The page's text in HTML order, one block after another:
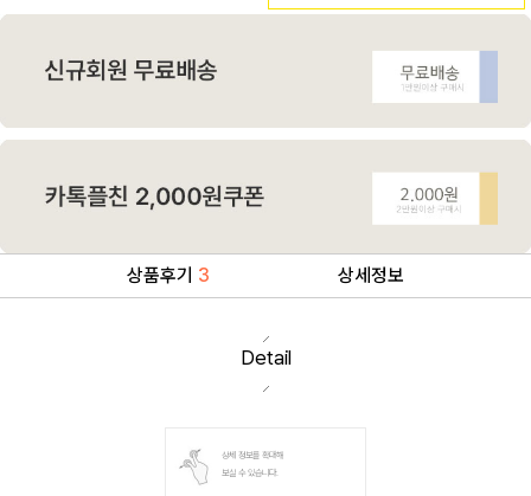
상품후기 3 상세정보
Detail
상세 정보를 확대해
보실 수 있습니다.